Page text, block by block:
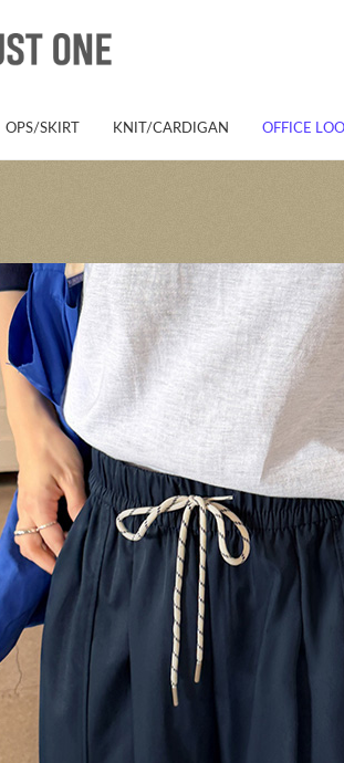
OPS/SKIRT KNIT/CARDIGAN OFFICE